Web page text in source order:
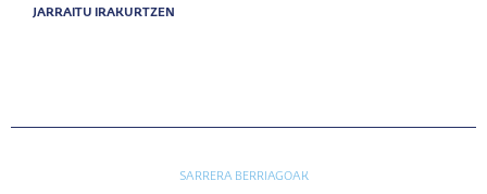
JARRAITU IRAKURTZEN
SARRERA BERRIAGOAK